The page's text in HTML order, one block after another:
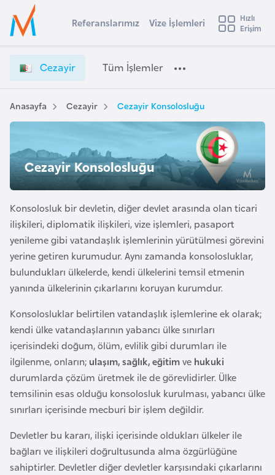
Ülke Seçimi
Başvuru yapmak istediğiniz ülkeyi seçin
Üye
Girişi
e
a
y
r
z
e
İ
ş
l
e
e
r
i
e
ş
i
Referanslarımız Vize İşlemleri
Hızlı
Erişim
Cezayir Tüm İşlemler
Anasayfa Cezayir Cezayir Konsolosluğu
Cezayir Konsolosluğu
Konsolosluk bir devletin, diğer devlet arasında olan ticari
ilişkileri, diplomatik ilişkileri, vize işlemleri, pasaport
yenileme gibi vatandaşlık işlemlerinin yürütülmesi görevini
yerine getiren kurumudur. Aynı zamanda konsolosluklar,
bulundukları ülkelerde, kendi ülkelerini temsil etmenin
yanında ülkelerinin çıkarlarını koruyan kurumdur.
Konsolosluklar belirtilen vatandaşlık işlemlerine ek olarak;
kendi ülke vatandaşlarının yabancı ülke sınırları
içerisindeki doğum, ölüm, evlilik gibi durumları ile
ilgilenme, onların; ulaşım, sağlık, eğitimve hukuki
durumlarda çözüm üretmek ile de görevlidirler. Ülke
temsilinin esas olduğu konsolosluk kurulması, yabancı ülke
sınırları içerisinde mecburi bir işlem değildir.
Devletler bu kararı, ilişki içerisinde oldukları ülkeler ile
bağları ve ilişkileri doğrultusunda alma özgürlüğüne
sahiptirler. Devletler diğer devletler karşısındaki çıkarlarını
s
t
r
a
A
v
u
t
u
r
y
a
A
z
e
r
b
a
y
a
n